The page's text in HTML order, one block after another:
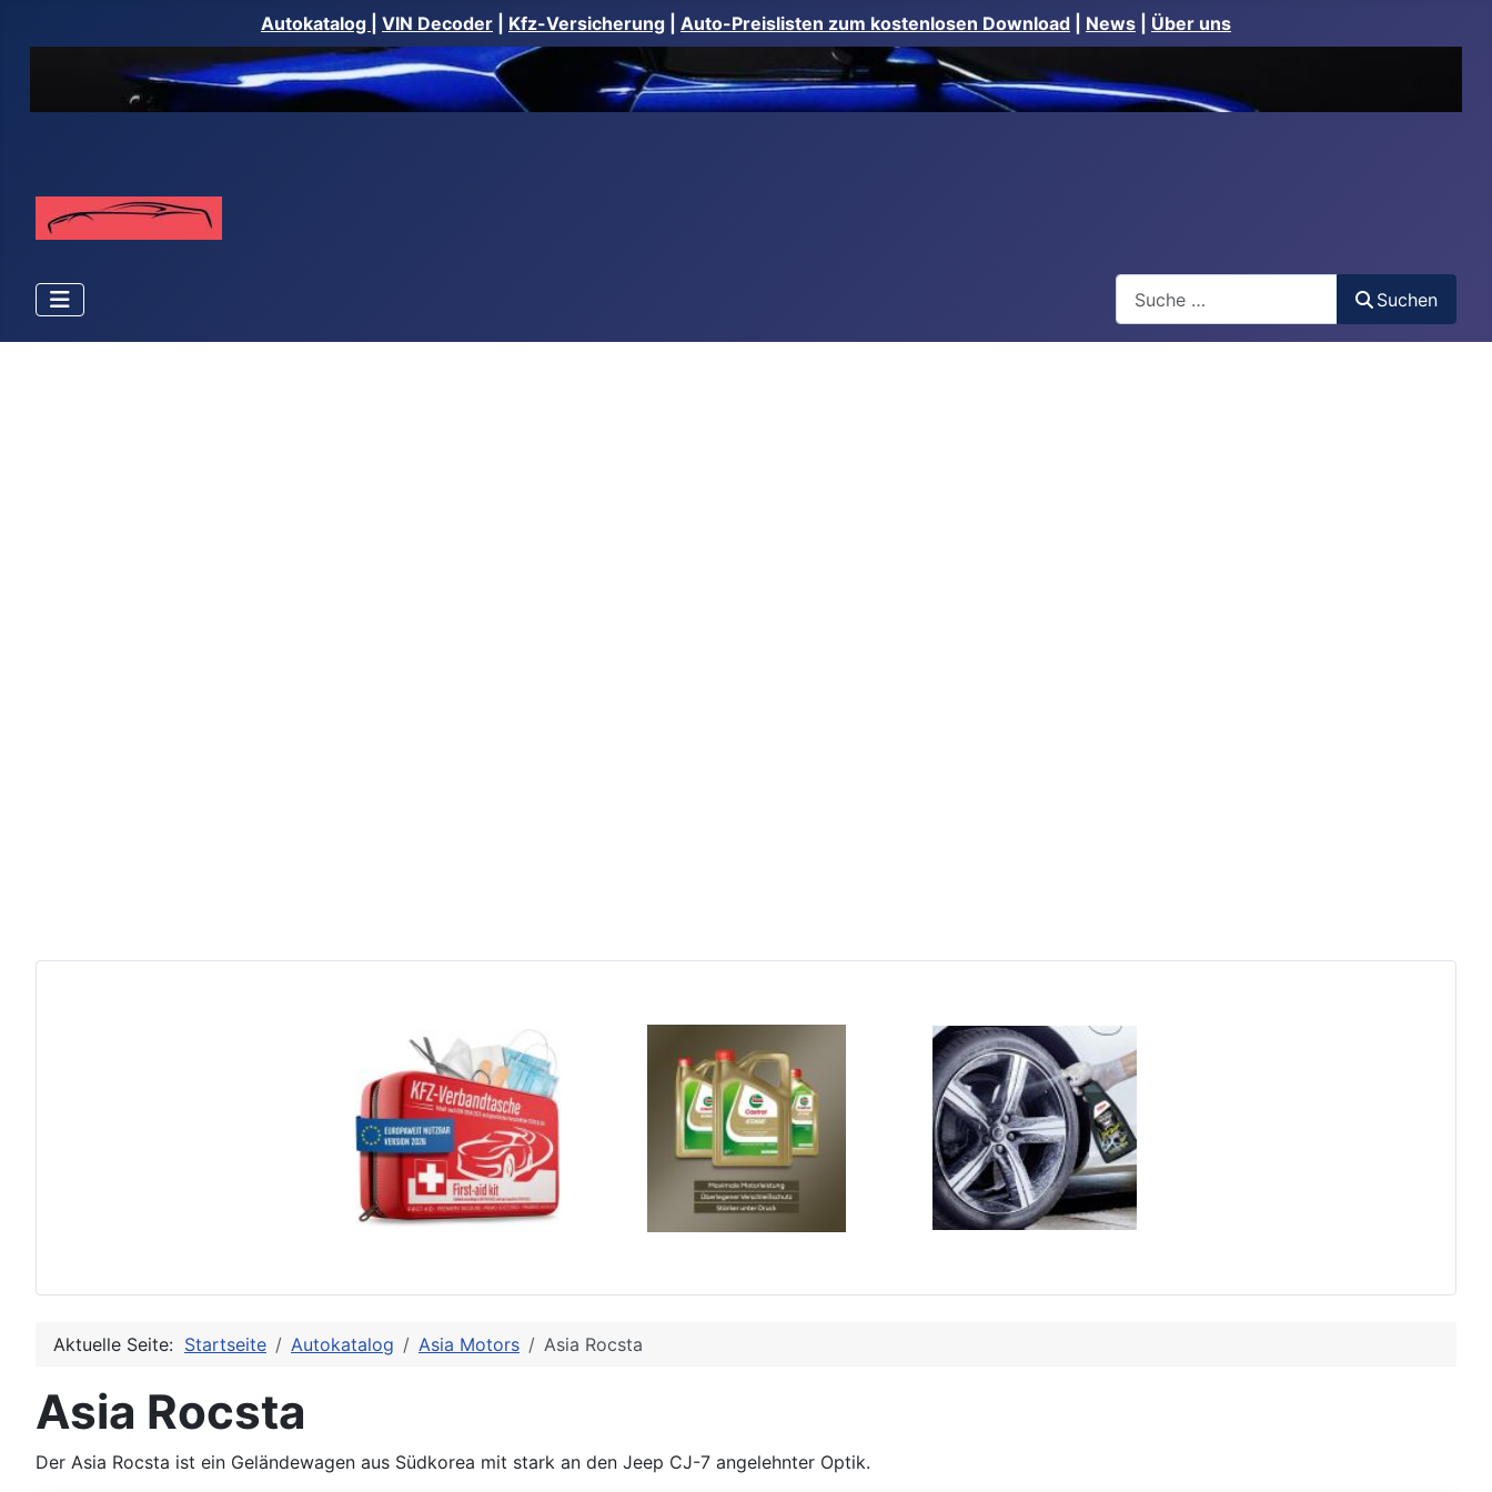
Autokatalog VIN Decoder Kfz-Versicherung Auto-Preislisten zum kostenlosen Download News Über uns
Suchen
Suchen
Aktuelle Seite: Startseite Autokatalog Asia Motors Asia Rocsta
Asia Rocsta
Der Asia Rocsta ist ein Geländewagen aus Südkorea mit stark an den Jeep CJ-7 angelehnter Optik.